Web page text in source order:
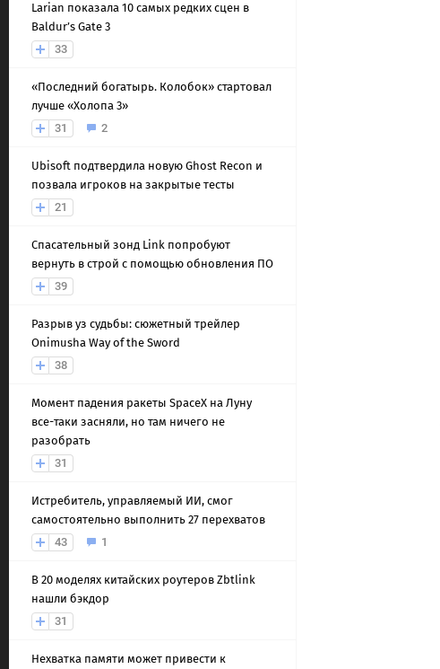
Larian показала 10 самых редких сцен в
Baldur’s Gate 3
33
«Последний богатырь. Колобок» стартовал
лучше «Холопа 3»
31
2
Ubisoft подтвердила новую Ghost Recon и
позвала игроков на закрытые тесты
21
Спасательный зонд Link попробуют
вернуть в строй с помощью обновления ПО
39
Разрыв уз судьбы: сюжетный трейлер
Onimusha Way of the Sword
38
Момент падения ракеты SpaceX на Луну
все-таки засняли, но там ничего не
разобрать
31
Истребитель, управляемый ИИ, смог
самостоятельно выполнить 27 перехватов
43
1
В 20 моделях китайских роутеров Zbtlink
нашли бэкдор
31
Нехватка памяти может привести к